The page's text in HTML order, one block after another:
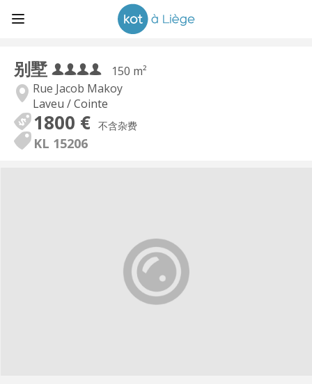
别墅
150 m²
Rue Jacob Makoy
Laveu / Cointe
1800 € 不含杂费
KL 15206